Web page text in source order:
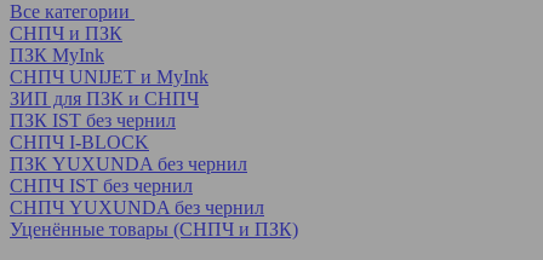
Все категории
СНПЧ и ПЗК
ПЗК MyInk
СНПЧ UNIJET и MyInk
ЗИП для ПЗК и СНПЧ
ПЗК IST без чернил
СНПЧ I-BLOCK
ПЗК YUXUNDA без чернил
СНПЧ IST без чернил
СНПЧ YUXUNDA без чернил
Уценённые товары (СНПЧ и ПЗК)